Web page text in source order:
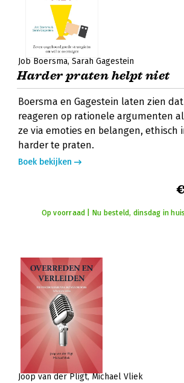
Job Boersma Sarah Gagestein
Harder praten helpt niet
Boersma en Gagestein laten zien
reageren op rationele argumenten
ze via emoties en belangen, ethisch
harder te praten.
Boek bekijken
Op voorraad | Nu besteld, dinsdag in
Joop van der Pligt Michael Vliek